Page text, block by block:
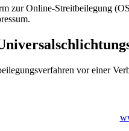
zur Online-Streitbeilegung
vor einer